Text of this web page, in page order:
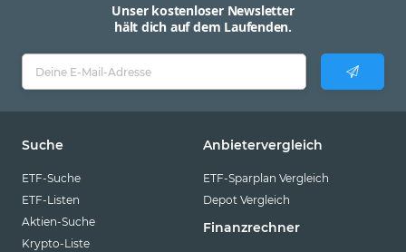
Unser kostenloser Newsletter
hält dich auf dem Laufenden.
Suche
ETF-Suche
ETF-Listen
Aktien-Suche
Krypto-Liste
Anbietervergleich
ETF-Sparplan Vergleich
Depot Vergleich
Finanzrechner